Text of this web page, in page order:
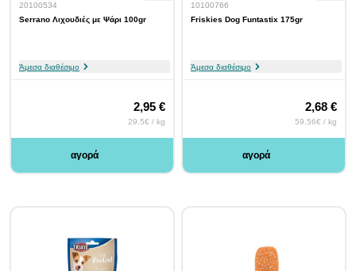
20100534
Serrano Λιχουδιές με Ψάρι 100gr
Άμεσα διαθέσιμο
2,95 €
29.5€ / kg
αγορά
10100766
Friskies Dog Funtastix 175gr
Άμεσα διαθέσιμο
2,68 €
59.56€ / kg
αγορά